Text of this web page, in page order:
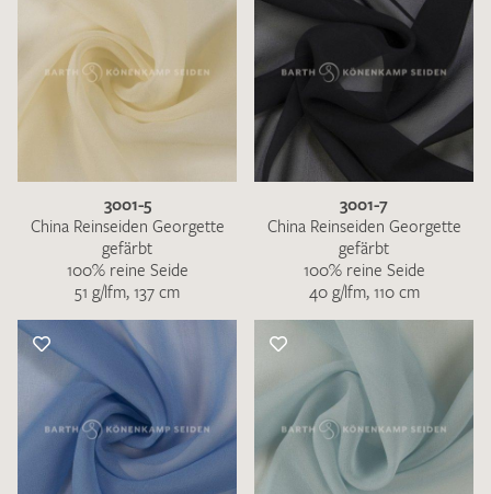
MUSTERANFRAGE SENDEN
3001-5
China Reinseiden Georgette
gefärbt
100% reine Seide
51 g/lfm, 137 cm
3001-7
China Reinseiden Georgette
gefärbt
100% reine Seide
40 g/lfm, 110 cm